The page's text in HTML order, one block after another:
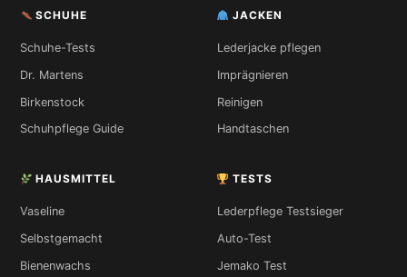
SCHUHE
Schuhe-Tests
Dr. Martens
Birkenstock
Schuhpflege Guide
JACKEN
Lederjacke pflegen
Imprägnieren
Reinigen
Handtaschen
HAUSMITTEL
Vaseline
Selbstgemacht
Bienenwachs
TESTS
Lederpflege Testsieger
Auto-Test
Jemako Test